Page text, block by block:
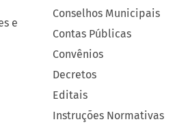
e
Conselhos Municipais
Contas Públicas
Convênios
Decretos
Editais
Instruções Normativas